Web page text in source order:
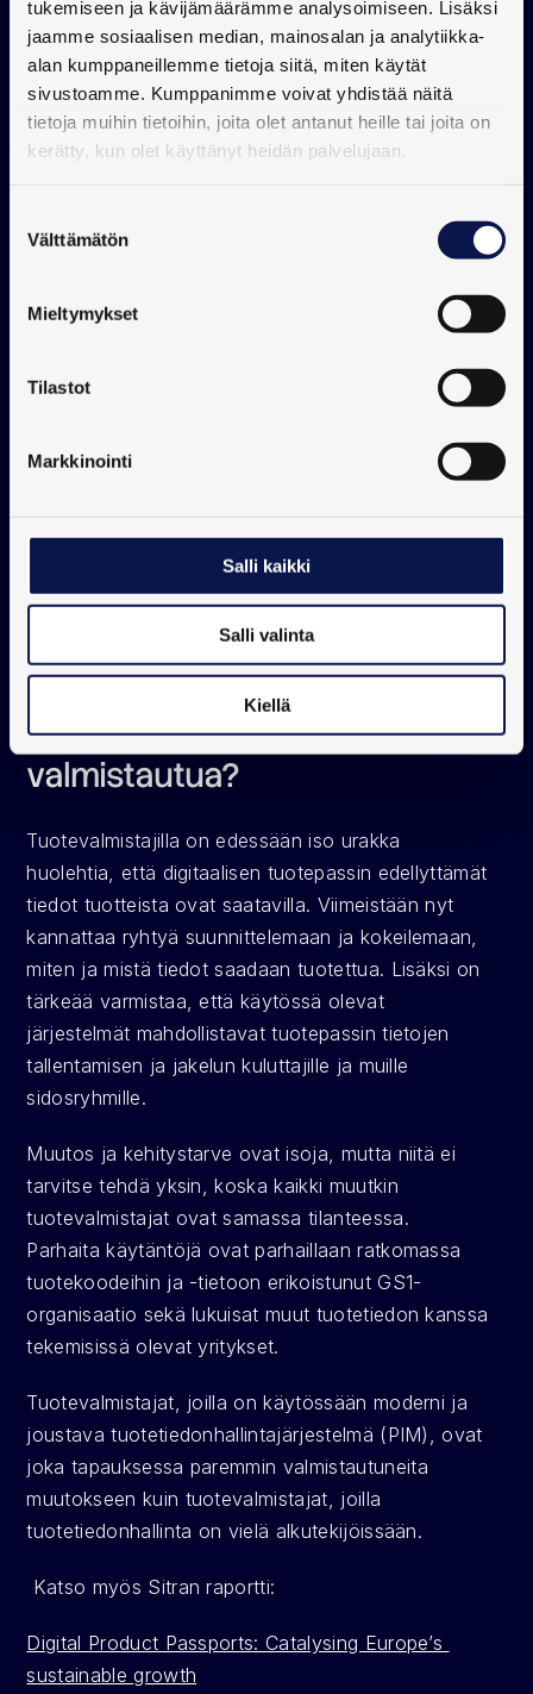
tukemiseen ja kävijämäärämme analysoimiseen. Lisäksi
jaamme sosiaalisen median, mainosalan ja analytiikka-
alan kumppaneillemme tietoja siitä, miten käytät
sivustoamme. Kumppanimme voivat yhdistää näitä
tietoja muihin tietoihin, joita olet antanut heille tai joita on
kerätty, kun olet käyttänyt heidän palvelujaan.
valinta
Välttämätön
Mieltymykset
Tilastot
Markkinointi
Salli kaikki
Salli valinta
Kiellä
Digitaalisen tuotepassin hyödyt
kuluttajille:
Läpinäkyvyyden lisääminen ja ostopäätöksen
Kierrättämisen helpottuminen
Digitaalisen tuotepassin hyödyt
brändimielikuvan parantaminen
tehokkuuden lisääminen
toimitusketjun läpinäkyvyyden lisääminen
Miten digitaaliseen
tuotepassiin kannattaa
valmistautua?
Tuotevalmistajilla on edessään iso urakka
huolehtia, että digitaalisen tuotepassin edellyttämät
tiedot tuotteista ovat saatavilla. Viimeistään nyt
kannattaa ryhtyä suunnittelemaan ja kokeilemaan,
miten ja mistä tiedot saadaan tuotettua. Lisäksi on
tärkeää varmistaa, että käytössä olevat
järjestelmät mahdollistavat tuotepassin tietojen
tallentamisen ja jakelun kuluttajille ja muille
sidosryhmille.
Muutos ja kehitystarve ovat isoja, mutta niitä ei
tarvitse tehdä yksin, koska kaikki muutkin
tuotevalmistajat ovat samassa tilanteessa.
Parhaita käytäntöjä ovat parhaillaan ratkomassa
tuotekoodeihin ja -tietoon erikoistunut GS1-
organisaatio sekä lukuisat muut tuotetiedon kanssa
tekemisissä olevat yritykset.
Tuotevalmistajat, joilla on käytössään moderni ja
joustava tuotetiedonhallintajärjestelmä (PIM), ovat
joka tapauksessa paremmin valmistautuneita
muutokseen kuin tuotevalmistajat, joilla
tuotetiedonhallinta on vielä alkutekijöissään.
Katso myös Sitran raportti:
Digital Product Passports: Catalysing Europe’s
sustainable growth